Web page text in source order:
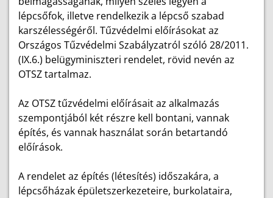
lépcsőfok, illetve rendelkezik a lépcső szabad
karszélességéről. Tűzvédelmi előírásokat az
Országos Tűzvédelmi Szabályzatról szóló 28/2011.
(IX.6.) belügyminiszteri rendelet, rövid nevén az
OTSZ tartalmaz.
Az OTSZ tűzvédelmi előírásait az alkalmazás
szempontjából két részre kell bontani, vannak
építés, és vannak használat során betartandó
előírások.
A rendelet az építés (létesítés) időszakára, a
lépcsőházak épületszerkezeteire, burkolataira,